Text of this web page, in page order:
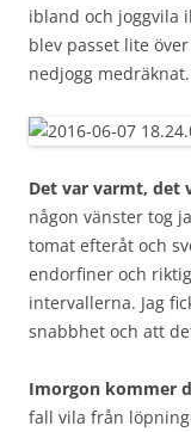
ibland och joggvila
blev passet lite
nedjogg medräknat.
Det var varmt, det
någon vänster tog
tomat efteråt och
endorfiner och
intervallerna. Jag
snabbhet och att
Imorgon kommer
fall vila från